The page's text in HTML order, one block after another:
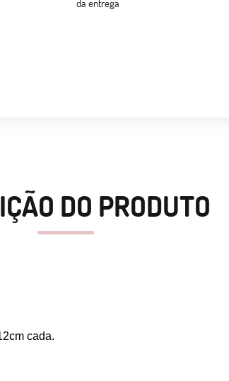
da entrega
DO PRODUTO
cada.